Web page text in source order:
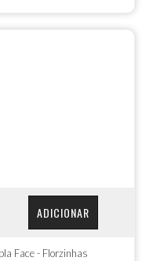
ADICIONAR
Face - Florzinhas